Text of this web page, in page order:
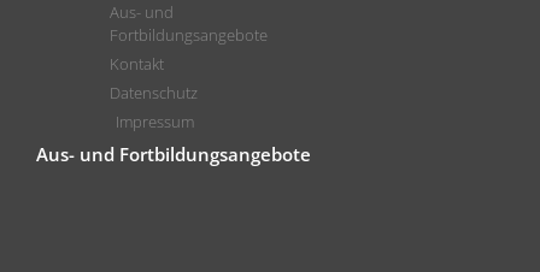
Aus- und
Fortbildungsangebote
Kontakt
Datenschutz
Impressum
Aus- und Fortbildungsangebote